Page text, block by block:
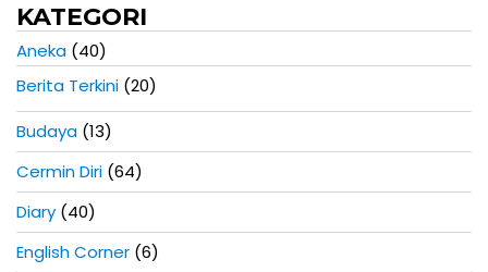
i
a
r
t
i
k
e
l
KATEGORI
Aneka (40)
Berita Terkini (20)
Budaya (13)
Cermin Diri (64)
Diary (40)
English Corner (6)